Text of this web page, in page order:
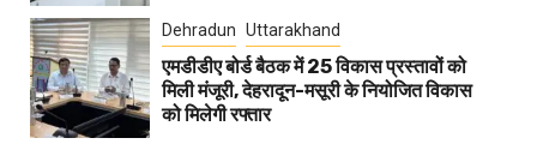
Dehradun Uttarakhand
एमडीडीए बोर्ड बैठक में 25 विकास प्रस्तावों को
मिली मंजूरी, देहरादून-मसूरी के नियोजित विकास
को मिलेगी रफ्तार